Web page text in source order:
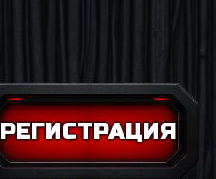
РЕГИСТРАЦИЯ